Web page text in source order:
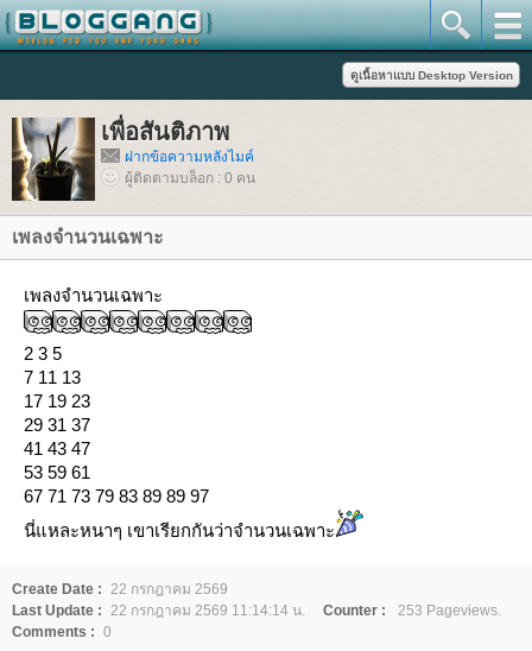
เพื่อสันติภาพ
ฝากข้อความหลังไมค์
ผู้ติดตามบล็อก : 0 คน
เพลงจำนวนเฉพาะ
เพลงจำนวนเฉพาะ
2 3 5
7 11 13
17 19 23
29 31 37
41 43 47
53 59 61
67 71 73 79 83 89 89 97
นี่แหละหนาๆ เขาเรียกกันว่าจำนวนเฉพาะ
Create Date : 22 กรกฎาคม 2569
Last Update : 22 กรกฎาคม 2569 11:14:14 น. Counter :
253 Pageviews.
Comments : 0